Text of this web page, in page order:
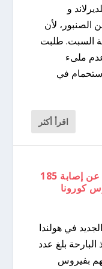
و
لأن
السبت. طلبت
ملىء
في
اقرأ أكثر
المعهد الصحي الهولندي يعلن اليوم عن إصابة 185
في هولندا
31 مايو 2020: – منذ البارحة بلغ عدد
بفيروس